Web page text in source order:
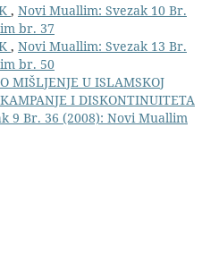
, Novi Muallim: Svezak 10 Br.
br. 37
, Novi Muallim: Svezak 13 Br.
br. 50
MIŠLJENJE U ISLAMSKOJ
I DISKONTINUITETA
9 Br. 36 (2008): Novi Muallim